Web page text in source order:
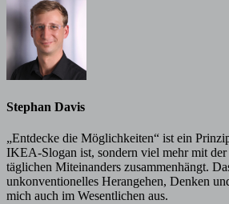
Stephan Davis
„Entdecke die Möglichkeiten“ ist ein
IKEA-Slogan ist, sondern viel mehr mit der
täglichen Miteinanders zusammenhängt.
unkonventionelles Herangehen, Denken
mich auch im Wesentlichen aus.